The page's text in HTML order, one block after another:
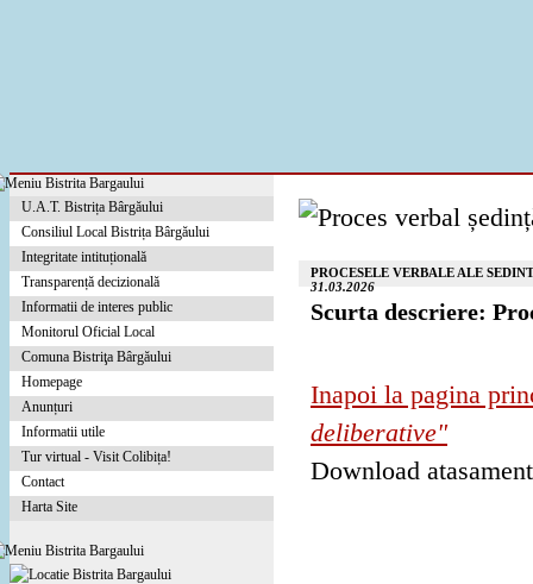
U.A.T. Bistrița Bârgăului
Consiliul Local Bistrița Bârgăului
Integritate intituțională
Transparență decizională
Informatii de interes public
Monitorul Oficial Local
Comuna Bistriţa Bârgăului
Homepage
Anunțuri
Informatii utile
Tur virtual - Visit Colibița!
Contact
Harta Site
PROCESELE VERBALE ALE
31.03.2026
Scurta descriere:
Inapoi la pagina
deliberative"
Download